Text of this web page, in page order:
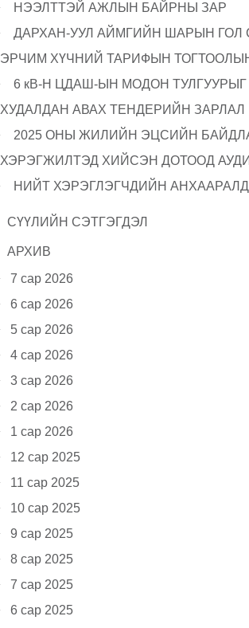
НЭЭЛТТЭЙ АЖЛЫН БАЙРНЫ ЗАР
ДАРХАН-УУЛ АЙМГИЙН ШАРЫН ГОЛ
ЭРЧИМ ХҮЧНИЙ ТАРИФЫН
6 кВ-Н ЦДАШ-ЫН МОДОН
ХУДАЛДАН АВАХ ТЕНДЕРИЙН ЗАРЛАЛ
2025 ОНЫ ЖИЛИЙН ЭЦСИЙН
ХЭРЭГЖИЛТЭД ХИЙСЭН ДОТООД
НИЙТ ХЭРЭГЛЭГЧДИЙН АНХААРАЛД
СҮҮЛИЙН СЭТГЭГДЭЛ
АРХИВ
7 сар 2026
6 сар 2026
5 сар 2026
4 сар 2026
3 сар 2026
2 сар 2026
1 сар 2026
12 сар 2025
11 сар 2025
10 сар 2025
9 сар 2025
8 сар 2025
7 сар 2025
6 сар 2025